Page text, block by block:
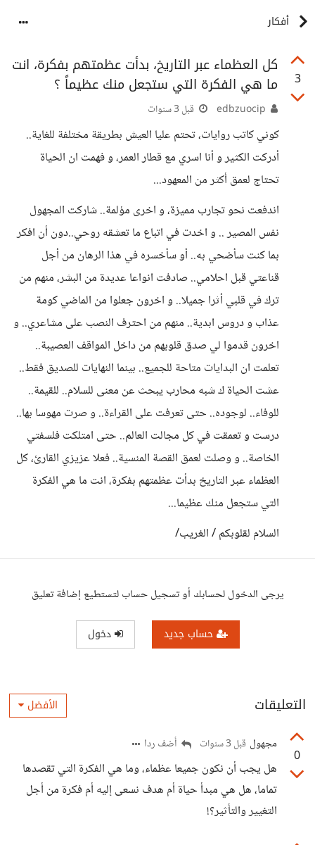
أفكار
3
كل العظماء عبر التاريخ، بدأت عظمتهم بفكرة، انت
ما هي الفكرة التي ستجعل منك عظيماً ؟
قبل 3 سنوات
كوني كاتب روايات، تحتم عليا العيش بطريقة مختلفة للغاية..
أدركت الكثير و أنا اسري مع قطار العمر، و فهمت ان الحياة
تحتاج لعمق أكثر من المعهود...
اندفعت نحو تجارب مميزة، و اخرى مؤلمة.. شاركت المجهول
نفس المصير .. و اخدت في اتباع ما تعشقه روحي..دون أن افكر
بما كنت سأضحي به.. أو سأخسره في هذا الرهان من أجل
قناعتي قبل احلامي.. صادفت انواعا عديدة من البشر، منهم من
ترك في قلبي أثرا جميلا.. و اخرون جعلوا من الماضي كومة
عذاب و دروس ابدية.. منهم من احترف النصب على مشاعري.. و
اخرون قدموا لي صدق قلوبهم من داخل المواقف العصيبة..
تعلمت ان البدايات متاحة للجميع.. بينما النهايات للصديق فقط..
عشت الحياة ك شبه محارب يبحث عن معنى للسلام.. للقيمة..
للوفاء.. لوجوده.. حتى تعرفت على القراءة.. و صرت مهوسا بها..
درست و تعمقت في كل مجالت العالم.. حتى امتلكت فلسفتي
الخاصة.. و وصلت لعمق القصة المنسية.. فعلا عزيزي القارئ، كل
العظماء عبر التاريخ بدأت عظمتهم بفكرة، انت ما هي الفكرة
التي ستجعل منك عظيما...
السلام لقلوبكم / الغريب/
يرجى الدخول لحسابك أو تسجيل حساب لتستطيع إضافة تعليق
حساب جديد دخول
التعليقات الأفضل
0
مجهول قبل 3 سنوات أضف ردا
هل يجب أن نكون جميعا عظماء، وما هي الفكرة التي تقصدها
تماما، هل هي مبدأ حياة أم هدف نسعى إليه أم فكرة من أجل
التغيير والتأثير؟!